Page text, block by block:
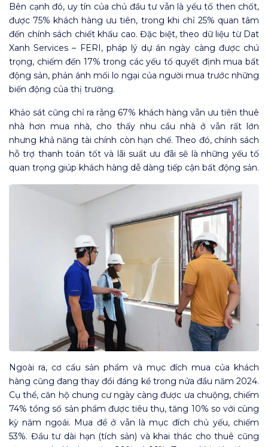
Bên cạnh đó, uy tín của chủ đầu tư vẫn là yếu tố then chốt,
được 75% khách hàng ưu tiên, trong khi chỉ 25% quan tâm
đến chính sách chiết khấu cao. Đặc biệt, theo dữ liệu từ Dat
Xanh Services – FERI, pháp lý dự án ngày càng được chú
trọng, chiếm đến 17% trong các yếu tố quyết định mua bất
động sản, phản ánh mối lo ngại của người mua trước những
biến động của thị trường.
Khảo sát cũng chỉ ra rằng 67% khách hàng vẫn ưu tiên thuê
nhà hơn mua nhà, cho thấy nhu cầu nhà ở vẫn rất lớn
nhưng khả năng tài chính còn hạn chế. Theo đó, chính sách
hỗ trợ thanh toán tốt và lãi suất ưu đãi sẽ là những yếu tố
quan trọng giúp khách hàng dễ dàng tiếp cận bất động sản.
Ngoài ra, cơ cấu sản phẩm và mục đích mua của khách
hàng cũng đang thay đổi đáng kể trong nửa đầu năm 2024.
Cụ thể, căn hộ chung cư ngày càng được ưa chuộng, chiếm
74% tổng số sản phẩm được tiêu thụ, tăng 10% so với cùng
kỳ năm ngoái. Mua để ở vẫn là mục đích chủ yếu, chiếm
53%. Đầu tư dài hạn (tích sản) và khai thác cho thuê cũng